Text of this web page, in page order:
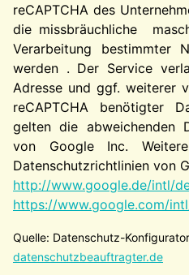
reCAPTCHA des
die missbräuchliche
Verarbeitung bestimmter
werden . Der Service
Adresse und ggf. weiterer
reCAPTCHA benötigter
gelten die abweichenden
von Google Inc.
Datenschutzrichtlinien von
http://www.google.de/intl/
https://www.google.com/
Quelle: Datenschutz-
datenschutzbeauftragter.de